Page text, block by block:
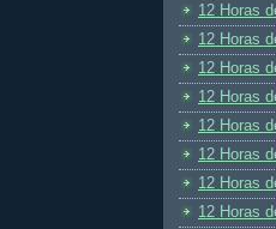
12 Horas
12 Horas
12 Horas
12 Horas
12 Horas
12 Horas
12 Horas
12 Horas